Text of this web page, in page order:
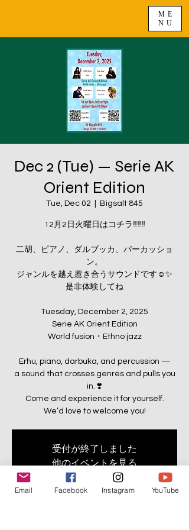
ME
NU
Dec 2 (Tue) — Serie AK
Orient Edition
Tue, Dec 02 Bigsalt 845
12月2日火曜日はコチラ‼️‼️‼️
二胡、ピアノ、ダルブッカ、パーカッショ
ン。
ジャンルを越え惹き合うサウンドです☺️✨
是非体験してね
Tuesday, December 2, 2025
Serie AK Orient Edition
World fusion・Ethno jazz
Erhu, piano, darbuka, and percussion —
a sound that crosses genres and pulls you
in. ❣️
Come and experience it for yourself.
受付が終了しました
他のイベントを見る
Email Facebook Instagram YouTube